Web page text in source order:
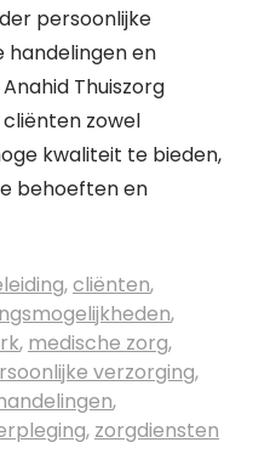
persoonlijke
handelingen en
Thuiszorg
zowel
kwaliteit te bieden,
behoeften en
,cliënten,
,
, medische zorg,
verzorging,
,
, zorgdiensten